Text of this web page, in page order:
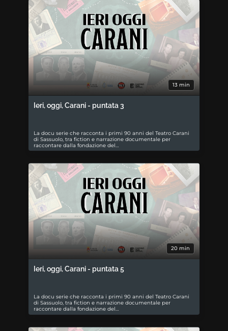
13 min
Ieri, oggi, Carani - puntata 3
La docu serie che racconta i primi 90 anni del Teatro Carani
di Sassuolo, tra fiction e narrazione documentale per
raccontare dalla fondazione del…
20 min
Ieri, oggi, Carani - puntata 5
La docu serie che racconta i primi 90 anni del Teatro Carani
di Sassuolo, tra fiction e narrazione documentale per
raccontare dalla fondazione del…